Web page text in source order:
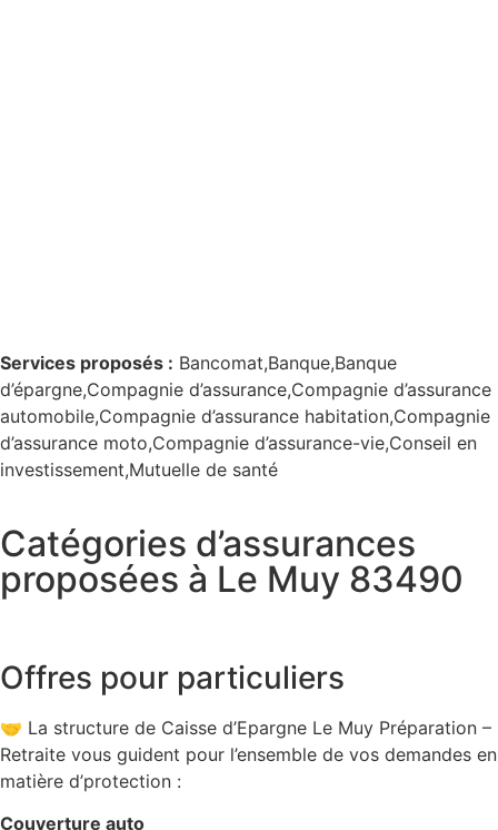
Services proposés : Bancomat,Banque,Banque
d’épargne,Compagnie d’assurance,Compagnie d’assurance
automobile,Compagnie d’assurance habitation,Compagnie
d’assurance moto,Compagnie d’assurance-vie,Conseil en
investissement,Mutuelle de santé
Catégories d’assurances
proposées à Le Muy 83490
Offres pour particuliers
🤝 La structure de Caisse d’Epargne Le Muy Préparation –
Retraite vous guident pour l’ensemble de vos demandes en
matière d’protection :
Couverture auto